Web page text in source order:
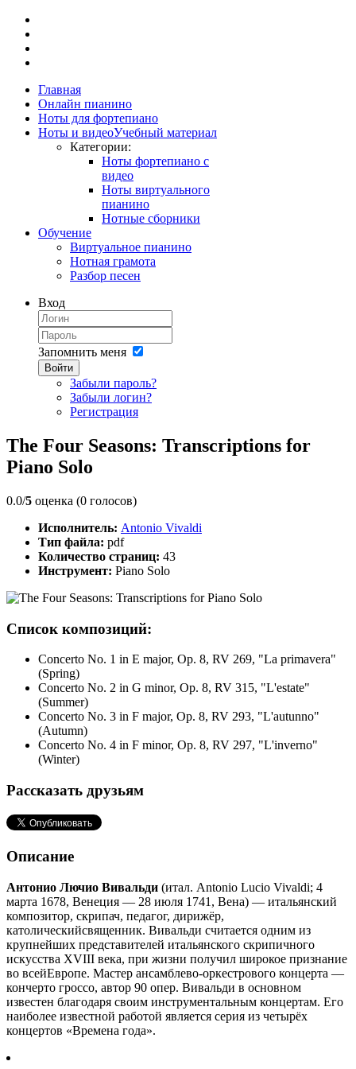
Главная
Онлайн пианино
Ноты для фортепиано
Ноты и видеоУчебный материал
Категории:
Ноты фортепиано с
видео
Ноты виртуального
пианино
Нотные сборники
Обучение
Виртуальное пианино
Нотная грамота
Разбор песен
Вход
Запомнить меня
Войти
Забыли пароль?
Забыли логин?
Регистрация
The Four Seasons: Transcriptions for
Piano Solo
0.0/5 оценка (0 голосов)
Исполнитель: Antonio Vivaldi
Тип файла: pdf
Количество страниц: 43
Инструмент: Piano Solo
Список композиций:
Concerto No. 1 in E major, Op. 8, RV 269, "La primavera"
(Spring)
Concerto No. 2 in G minor, Op. 8, RV 315, "L'estate"
(Summer)
Concerto No. 3 in F major, Op. 8, RV 293, "L'autunno"
(Autumn)
Concerto No. 4 in F minor, Op. 8, RV 297, "L'inverno"
(Winter)
Рассказать друзьям
Описание
Антонио Лючио Вивальди (итал. Antonio Lucio Vivaldi; 4
марта 1678, Венеция — 28 июля 1741, Вена) — итальянский
композитор, скрипач, педагог, дирижёр,
католическийсвященник. Вивальди считается одним из
крупнейших представителей итальянского скрипичного
искусства XVIII века, при жизни получил широкое признание
во всейЕвропе. Мастер ансамблево-оркестрового концерта —
кончерто гроссо, автор 90 опер. Вивальди в основном
известен благодаря своим инструментальным концертам. Его
наиболее известной работой является серия из четырёх
концертов «Времена года».